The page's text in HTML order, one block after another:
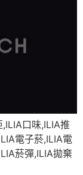
口味,ILIA推
電子菸,ILIA電
菸彈,ILIA拋棄